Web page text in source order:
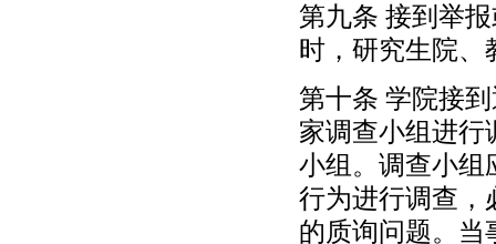
第九条 接到举
时，研究生院、
第十条 学院接
家调查小组进行
小组。调查小组
行为进行调查，
的质询问题。当